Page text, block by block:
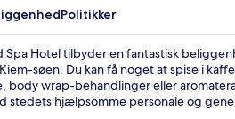
Politikker
Spa Hotel tilbyder en fantastisk
søen. Du kan få noget at spise i
body wrap-behandlinger eller
stedets hjælpsomme personale og